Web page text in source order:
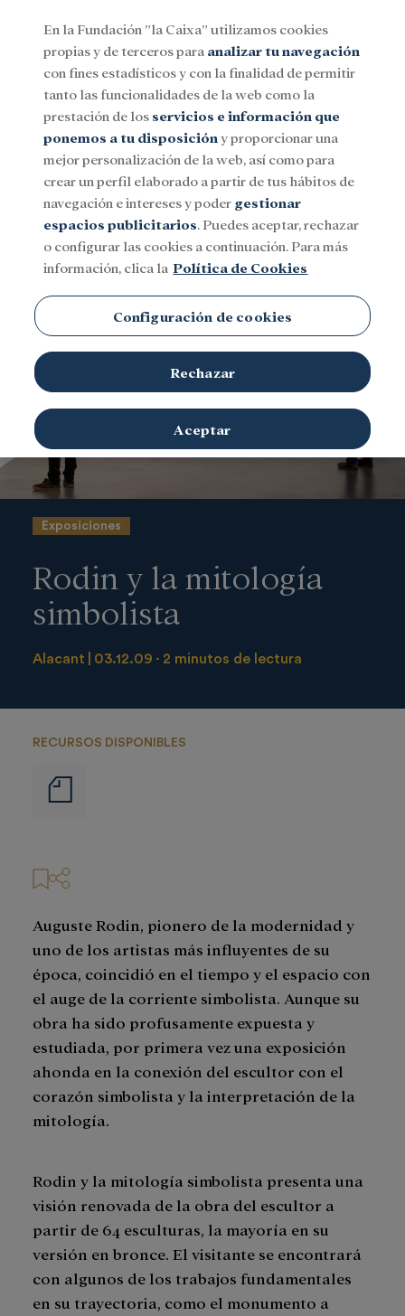
Menu
SocialInvestigación y becasCultura
Exposiciones
Rodin y la mitología
simbolista
Alacant 03.12.09 2 minutos de lectura
RECURSOS DISPONIBLES
de
Auguste Rodin, pionero de la modernidad y
uno de los artistas más influyentes de su
época, coincidió en el tiempo y el espacio con
el auge de la corriente simbolista. Aunque su
obra ha sido profusamente expuesta y
estudiada, por primera vez una exposición
ahonda en la conexión del escultor con el
corazón simbolista y la interpretación de la
mitología.
Rodin y la mitología simbolista presenta una
visión renovada de la obra del escultor a
partir de 64 esculturas, la mayoría en su
versión en bronce. El visitante se encontrará
con algunos de los trabajos fundamentales
en su trayectoria, como el monumento a
En la Fundación ”la Caixa” utilizamos cookies
propias y de terceros para analizar tu navegación
con fines estadísticos y con la finalidad de permitir
tanto las funcionalidades de la web como la
prestación de los servicios e información que
ponemos a tu disposición y proporcionar una
mejor personalización de la web, así como para
crear un perfil elaborado a partir de tus hábitos de
navegación e intereses y poder gestionar
espacios publicitarios. Puedes aceptar, rechazar
o configurar las cookies a continuación. Para más
información, clica la Política de Cookies
Configuración de cookies
Rechazar
Aceptar